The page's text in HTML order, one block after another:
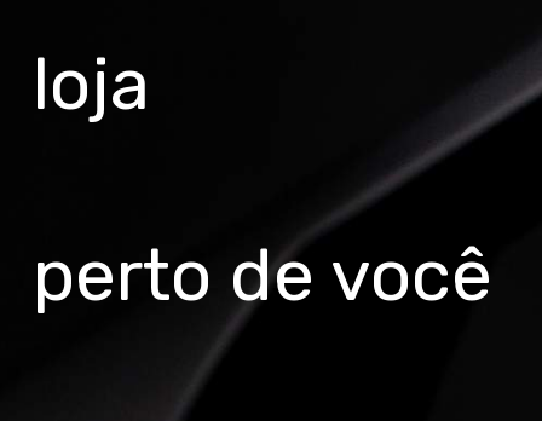
loja
perto de você